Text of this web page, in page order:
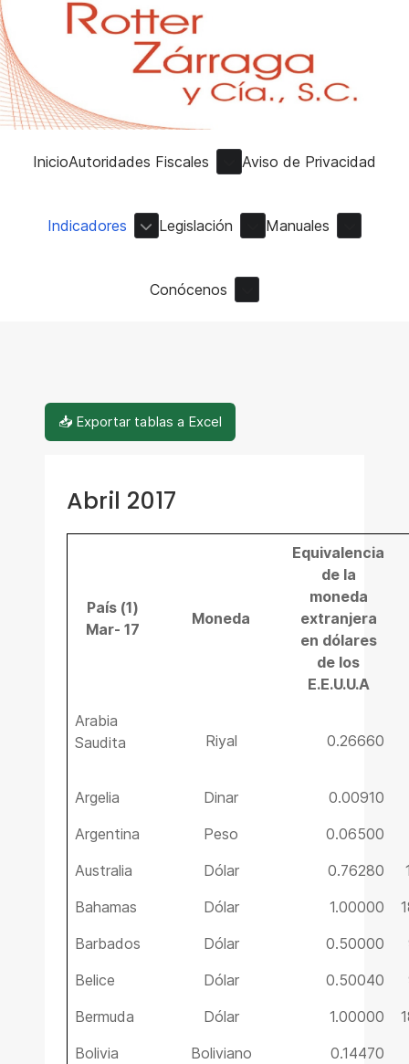
InicioAutoridades Fiscales Aviso de Privacidad
Indicadores Legislación Manuales
Conócenos
📥 Exportar tablas a Excel
Abril 2017
País (1)
Mar- 17
Moneda
Equivalencia
de la
moneda
extranjera
en dólares
de los
E.E.U.U.A
Arabia
Saudita
Riyal 0.26660
Argelia Dinar
0.00910
Argentina
Peso
0.06500
Australia
Dólar 0.76280
Bahamas
Dólar 1.00000
Barbados
Dólar 0.50000
Belice
Dólar 0.50040
Bermuda
Dólar 1.00000
Bolivia
Boliviano
0.14470